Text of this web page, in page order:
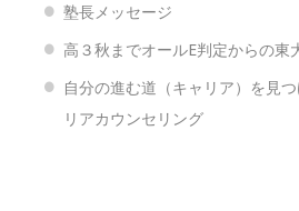
塾長メッセージ
高３秋までオールE判定からの
自分の進む道（キャリア）を見
リアカウンセリング